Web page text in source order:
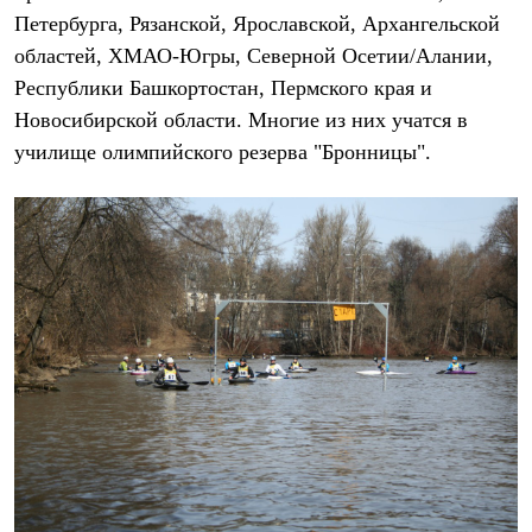
Брюки
Софтшелл одежда
Куртки
Флисовая одежда
Куртки
Брюки
Комбинезоны
Комплект термобелья
Снаряжение
Палатки и тенты
Палатки
Тенты
Аксессуары для палаток
Рюкзаки
Экспедиционные
Легкоходные
Альпинистские
Городские
Аксессуары для рюкзаков
Спальные мешки
Пуховые
Комбинированные
Петербурга, Рязанской, Ярославской, Архангельской
областей, ХМАО-Югры, Северной Осетии/Алании,
Республики Башкортостан, Пермского края и
Новосибирской области. Многие из них учатся в
училище олимпийского резерва "Бронницы".